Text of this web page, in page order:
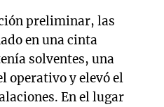
preliminar, las
en una cinta
solventes, una
operativo y elevó el
En el lugar